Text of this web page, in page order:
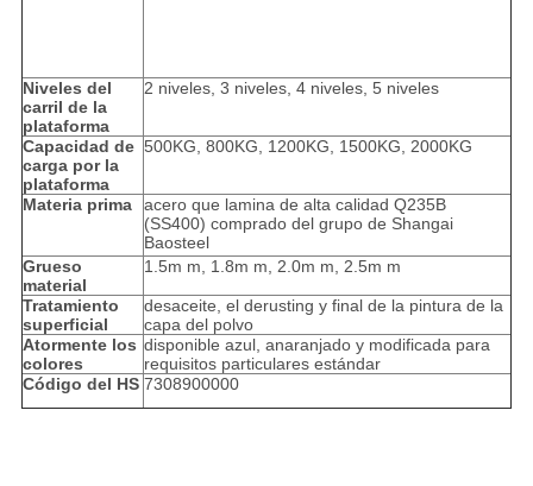
Niveles del
carril de la
plataforma
2 niveles, 3 niveles, 4 niveles, 5 niveles
Capacidad de
carga por la
plataforma
500KG, 800KG, 1200KG, 1500KG, 2000KG
Materia prima
acero que lamina de alta calidad Q235B
(SS400) comprado del grupo de Shangai
Baosteel
Grueso
material
1.5m m, 1.8m m, 2.0m m, 2.5m m
Tratamiento
superficial
desaceite, el derusting y final de la pintura de la
capa del polvo
Atormente los
colores
disponible azul, anaranjado y modificada para
requisitos particulares estándar
Código del HS 7308900000